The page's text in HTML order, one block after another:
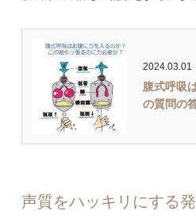
2024.03.01
腹式呼吸
の質問の
声質をハッキリにする